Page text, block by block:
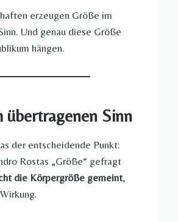
erzeugen Größe im
Und genau diese Größe
hängen.
übertragenen Sinn
der entscheidende Punkt:
Rostas „Größe“ gefragt
die Körpergröße gemeint,